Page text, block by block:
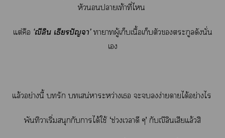
หัวาเท้าที่ไ
แต่คือ ‘ฌีลิน เธียรปัญา’าาผู้เก็บเนื้อเก็บตัวตระกูลดังนั่น
เ
แล้วอย่างนี้ รัก เสน่หาระหว่างเ ะง่ายดายได้อย่างไร
พันทิวาเริ่มสนุกกับาได้ใช้ ‘ช่วงเาดี ๆ’ กับฌีลินเสียแล้วสิ